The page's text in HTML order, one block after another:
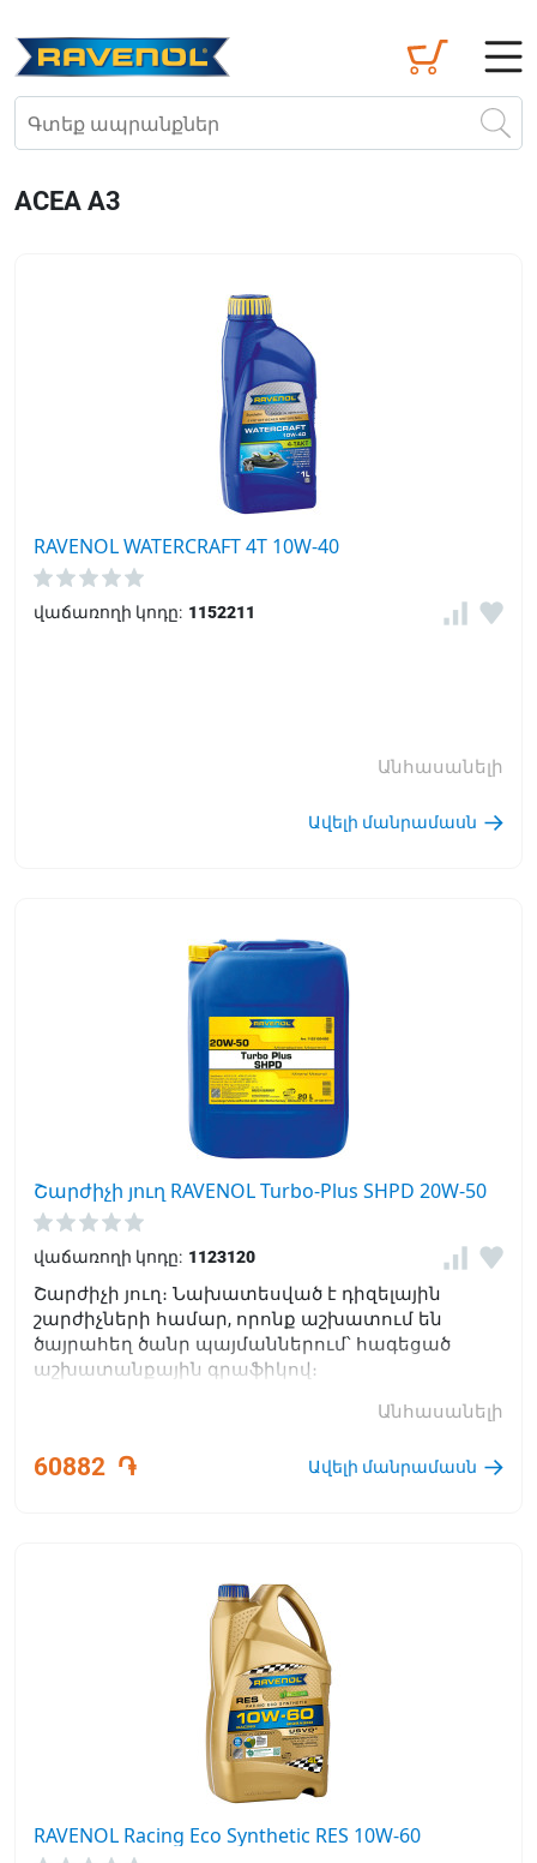
ACEA A3
RAVENOL WATERCRAFT 4T 10W-40
վաճառողի կոդը: 1152211
Անհասանելի
Ավելի մանրամասն
Շարժիչի յուղ RAVENOL Turbo-Plus SHPD 20W-50
վաճառողի կոդը: 1123120
Շարժիչի յուղ։ Նախատեսված է դիզելային
շարժիչների համար, որոնք աշխատում են
ծայրահեղ ծանր պայմաններում՝ հագեցած
աշխատանքային գրաֆիկով։
Անհասանելի
60882 ֏ Ավելի մանրամասն
RAVENOL Racing Eco Synthetic RES 10W-60